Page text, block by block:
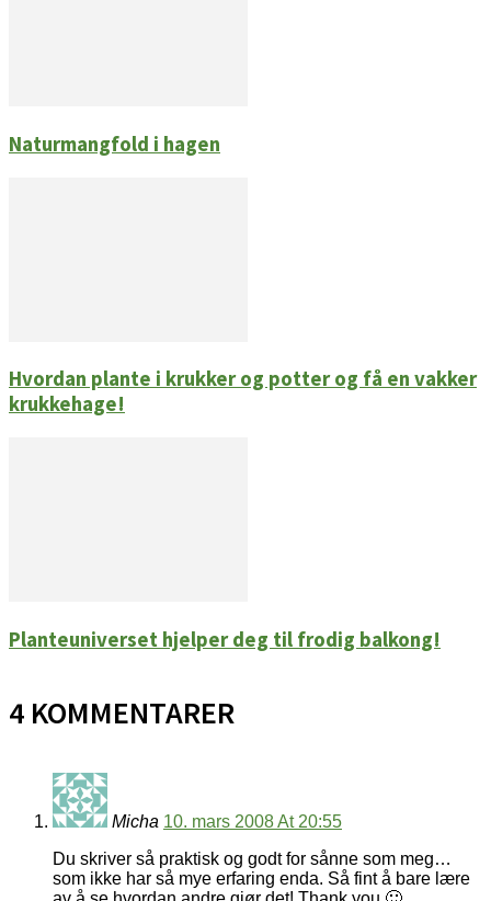
Naturmangfold i hagen
Hvordan plante i krukker og potter og få en vakker
krukkehage!
Planteuniverset hjelper deg til frodig balkong!
4 KOMMENTARER
Micha 10. mars 2008 At 20:55
Du skriver så praktisk og godt for sånne som meg…
som ikke har så mye erfaring enda. Så fint å bare lære